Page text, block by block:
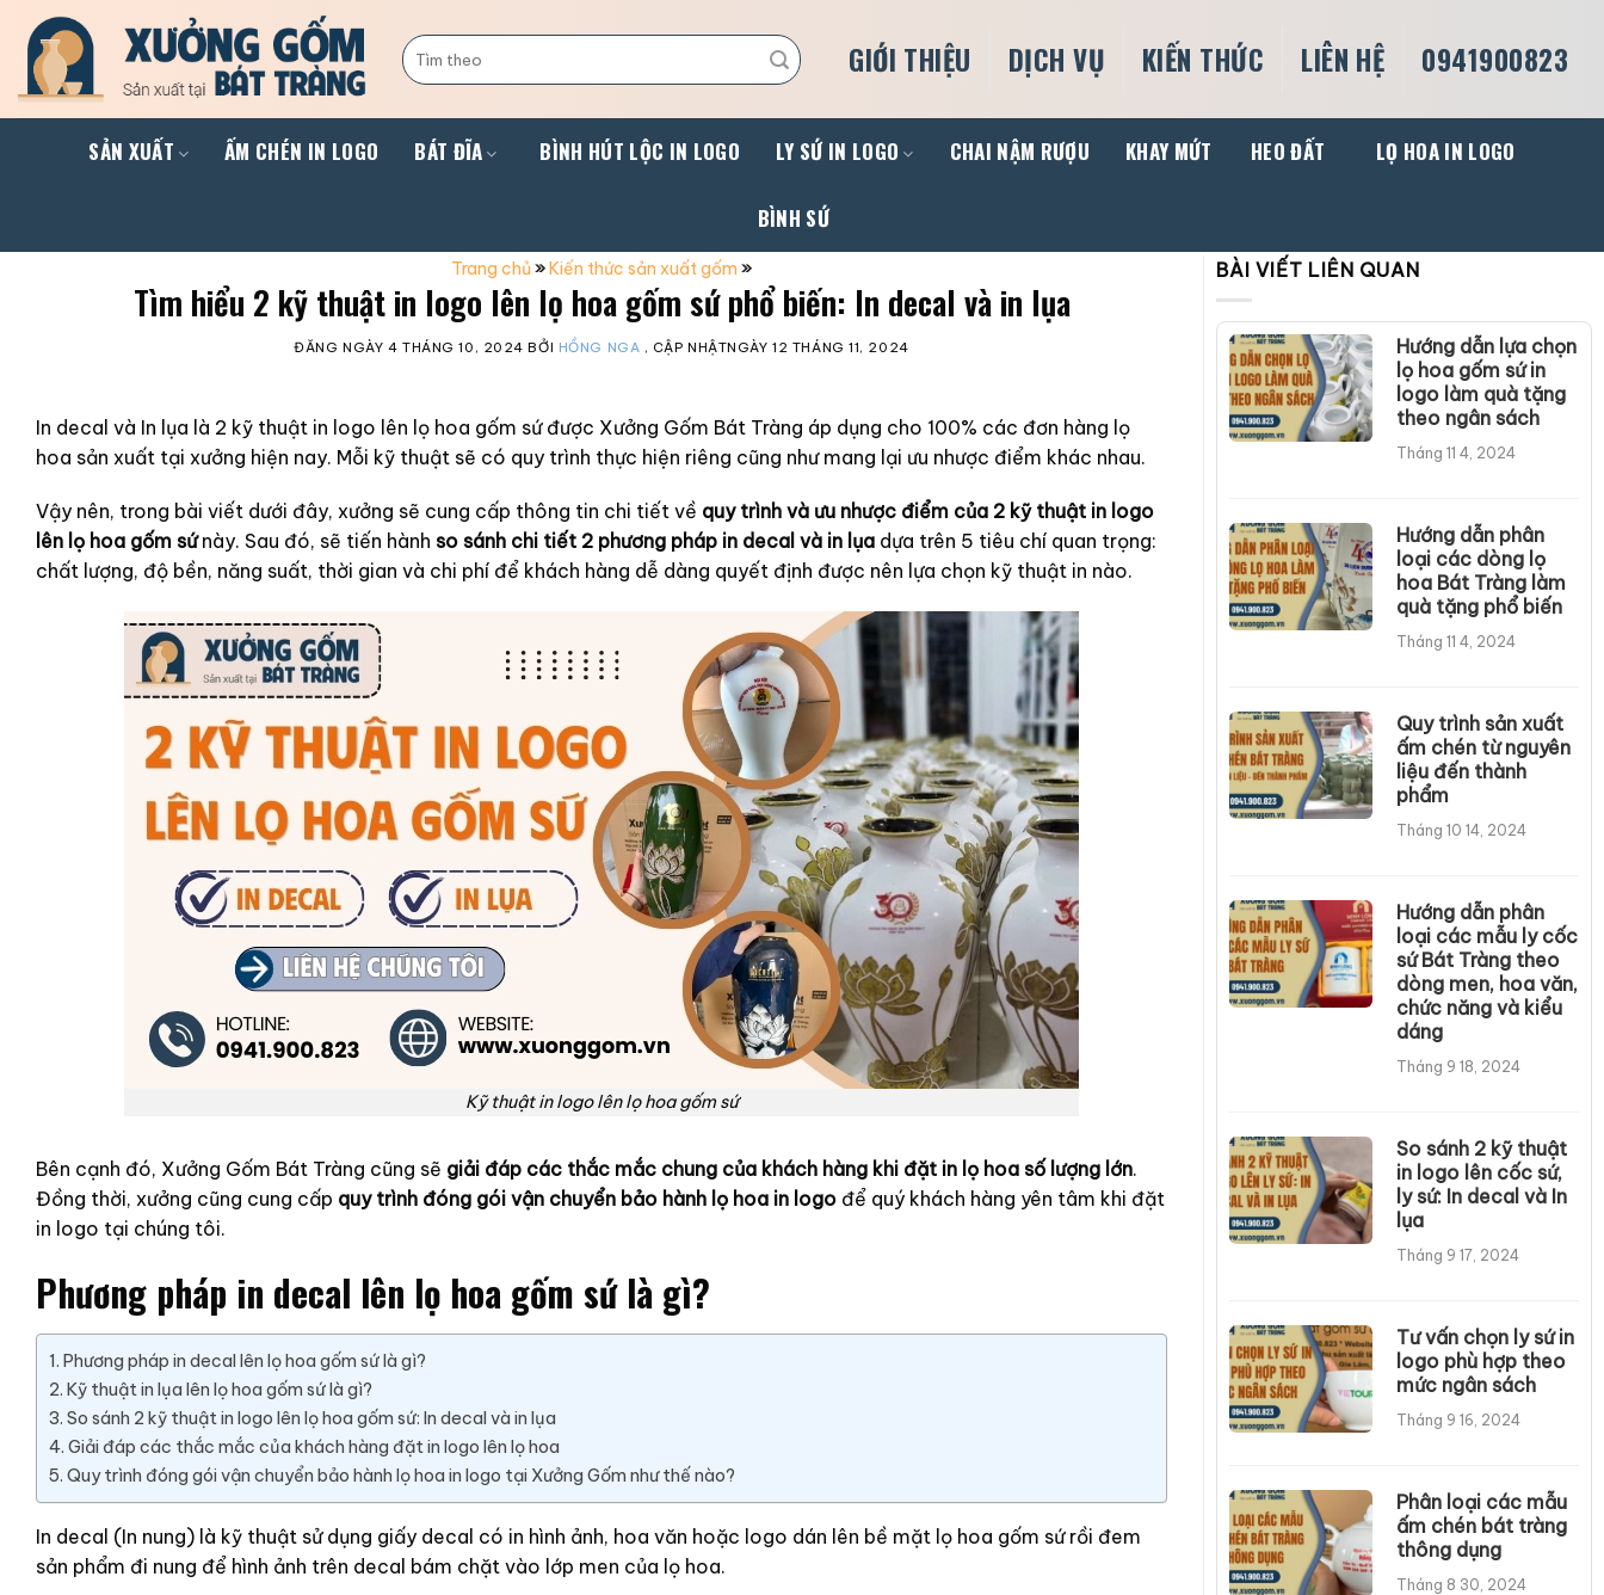
content
Tìm
kiếm:
GIỚI THIỆU DỊCH VỤ KIẾN THỨC LIÊN HỆ 0941900823
SẢN XUẤT ẤM CHÉN IN LOGO BÁT ĐĨA BÌNH HÚT LỘC IN LOGO LY SỨ IN LOGO CHAI NẬM RƯỢU KHAY MỨT HEO ĐẤT LỌ HOA IN LOGO
BÌNH SỨ
Trang chủ»Kiến thức sản xuất gốm »
Tìm hiểu 2 kỹ thuật in logo lên lọ hoa gốm sứ phổ biến: In decal và in lụa
ĐĂNG NGÀY 4 THÁNG 10, 2024BỞI HỒNG NGA , CẬP NHẬTNGÀY12 THÁNG 11, 2024
In decal và In lụa là 2 kỹ thuật in logo lên lọ hoa gốm sứ được Xưởng Gốm Bát Tràng áp dụng cho 100% các đơn hàng lọ
hoa sản xuất tại xưởng hiện nay. Mỗi kỹ thuật sẽ có quy trình thực hiện riêng cũng như mang lại ưu nhược điểm khác nhau.
Vậy nên, trong bài viết dưới đây, xưởng sẽ cung cấp thông tin chi tiết về quy trình và ưu nhược điểm của 2 kỹ thuật in logo
lên lọ hoa gốm sứnày. Sau đó, sẽ tiến hành so sánh chi tiết 2 phương pháp in decal và in lụa dựa trên 5 tiêu chí quan trọng:
chất lượng, độ bền, năng suất, thời gian và chi phí để khách hàng dễ dàng quyết định được nên lựa chọn kỹ thuật in nào.
Kỹ thuật in logo lên lọ hoa gốm sứ
Bên cạnh đó, Xưởng Gốm Bát Tràng cũng sẽ giải đáp các thắc mắc chung của khách hàng khi đặt in lọ hoa số lượng lớn.
Đồng thời, xưởng cũng cung cấp quy trình đóng gói vận chuyển bảo hành lọ hoa in logo để quý khách hàng yên tâm khi đặt
in logo tại chúng tôi.
Phương pháp in decal lên lọ hoa gốm sứ là gì?
Phương pháp in decal lên lọ hoa gốm sứ là gì?
Kỹ thuật in lụa lên lọ hoa gốm sứ là gì?
So sánh 2 kỹ thuật in logo lên lọ hoa gốm sứ: In decal và in lụa
Giải đáp các thắc mắc của khách hàng đặt in logo lên lọ hoa
Quy trình đóng gói vận chuyển bảo hành lọ hoa in logo tại Xưởng Gốm như thế nào?
In decal (In nung) là kỹ thuật sử dụng giấy decal có in hình ảnh, hoa văn hoặc logo dán lên bề mặt lọ hoa gốm sứ rồi đem
sản phẩm đi nung để hình ảnh trên decal bám chặt vào lớp men của lọ hoa.
BÀI VIẾT LIÊN QUAN
Hướng dẫn lựa chọn
lọ hoa gốm sứ in
logo làm quà tặng
theo ngân sách
Tháng 11 4, 2024
Hướng dẫn phân
loại các dòng lọ
hoa Bát Tràng làm
quà tặng phổ biến
Tháng 11 4, 2024
Quy trình sản xuất
ấm chén từ nguyên
liệu đến thành
phẩm
Tháng 10 14, 2024
Hướng dẫn phân
loại các mẫu ly cốc
sứ Bát Tràng theo
dòng men, hoa văn,
chức năng và kiểu
dáng
Tháng 9 18, 2024
So sánh 2 kỹ thuật
in logo lên cốc sứ,
ly sứ: In decal và In
lụa
Tháng 9 17, 2024
Tư vấn chọn ly sứ in
logo phù hợp theo
mức ngân sách
Tháng 9 16, 2024
Phân loại các mẫu
ấm chén bát tràng
thông dụng
Tháng 8 30, 2024